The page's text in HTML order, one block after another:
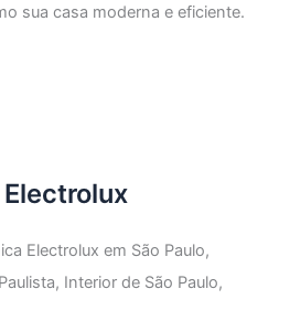
sua casa moderna e eficiente.
Electrolux em São Paulo,
Interior de São Paulo,